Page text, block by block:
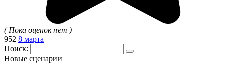
( Пока оценок нет )
952 8 марта
Поиск:
Новые сценарии